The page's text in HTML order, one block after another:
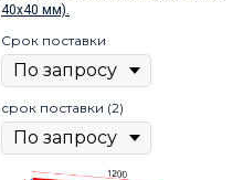
40х40 мм).
Срок поставки
срок поставки (2)